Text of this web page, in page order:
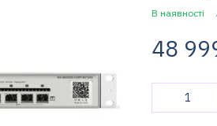
В наявності
48